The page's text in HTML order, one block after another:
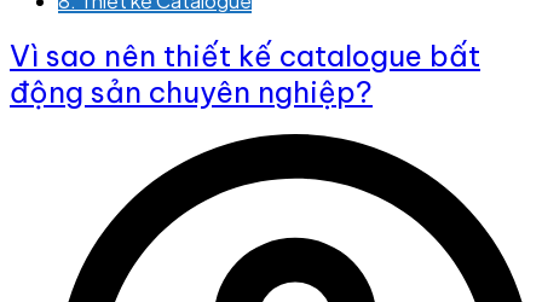
Vì sao nên thiết kế catalogue bất
động sản chuyên nghiệp?